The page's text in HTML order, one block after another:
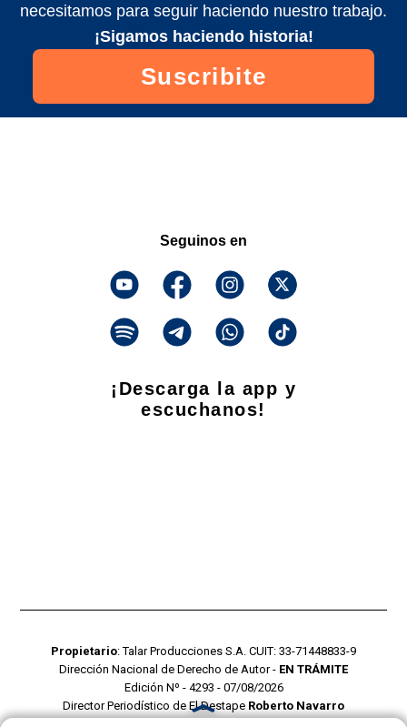
necesitamos para seguir haciendo nuestro trabajo.
¡Sigamos haciendo historia!
Suscribite
Seguinos en
¡Descarga la app y
escuchanos!
Propietario: Talar Producciones S.A. CUIT: 33-71448833-9
Dirección Nacional de Derecho de Autor - EN TRÁMITE
Edición Nº - 4293 - 07/08/2026
Director Periodístico de El Destape Roberto Navarro